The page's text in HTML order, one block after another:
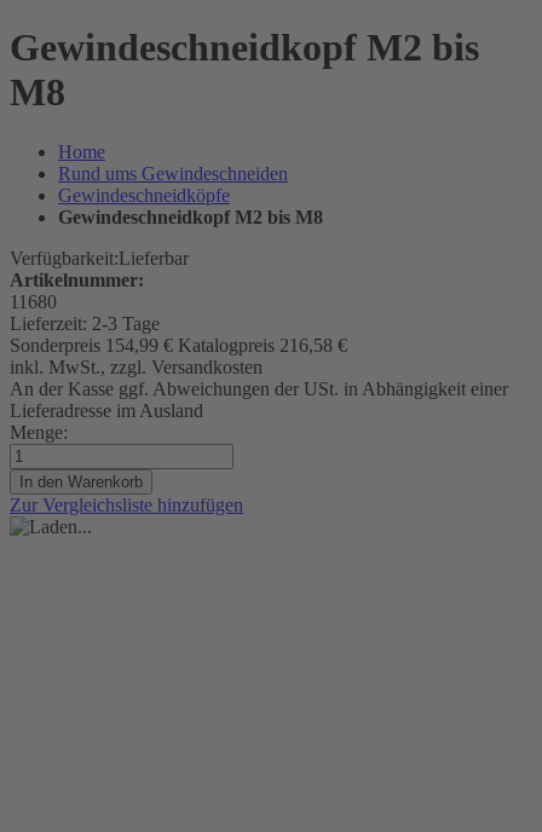
Gewindeschneidkopf M2 bis
M8
Home
Rund ums Gewindeschneiden
Gewindeschneidköpfe
Gewindeschneidkopf M2 bis M8
Verfügbarkeit:Lieferbar
Artikelnummer:
11680
Lieferzeit: 2-3 Tage
Sonderpreis 154,99 € Katalogpreis 216,58 €
inkl. MwSt., zzgl. Versandkosten
An der Kasse ggf. Abweichungen der USt. in Abhängigkeit einer
Lieferadresse im Ausland
Menge:
In den Warenkorb
Zur Vergleichsliste hinzufügen